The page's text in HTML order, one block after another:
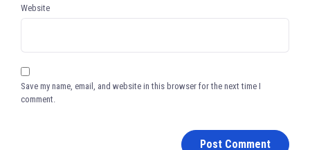
Website
Save my name, email, and website in this browser for the next time I
comment.